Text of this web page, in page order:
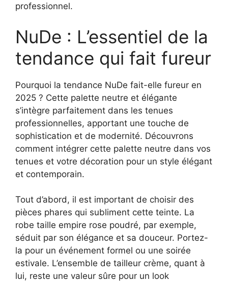
professionnel.
NuDe : L’essentiel de la
tendance qui fait fureur
Pourquoi la tendance NuDe fait-elle fureur en
2025 ? Cette palette neutre et élégante
s’intègre parfaitement dans les tenues
professionnelles, apportant une touche de
sophistication et de modernité. Découvrons
comment intégrer cette palette neutre dans vos
tenues et votre décoration pour un style élégant
et contemporain.
Tout d’abord, il est important de choisir des
pièces phares qui subliment cette teinte. La
robe taille empire rose poudré, par exemple,
séduit par son élégance et sa douceur. Portez-
la pour un événement formel ou une soirée
estivale. L’ensemble de tailleur crème, quant à
lui, reste une valeur sûre pour un look